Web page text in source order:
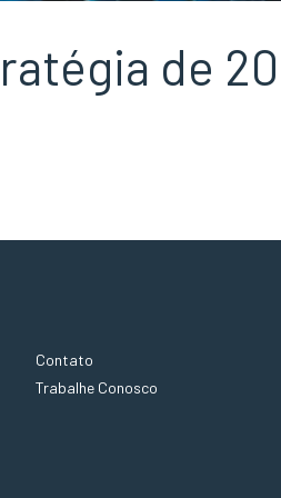
de
Contato
Trabalhe Conosco